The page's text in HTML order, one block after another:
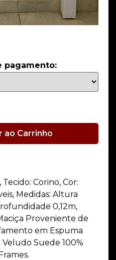
pagamento:
ao Carrinho
Corino, Cor:
Medidas: Altura
0,12m,
Proveniente de
em Espuma
Suede 100%